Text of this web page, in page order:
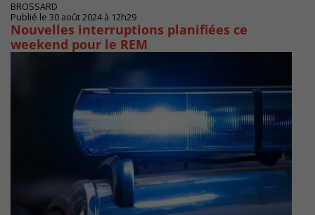
BROSSARD
Publié le 30 août 2024 à 12h29
Nouvelles interruptions planifiées ce
weekend pour le REM